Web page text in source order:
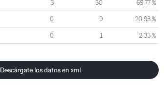
3 30 69,77 %
0 9 20,93 %
0 1 2,33 %
Descárgate los datos en xml